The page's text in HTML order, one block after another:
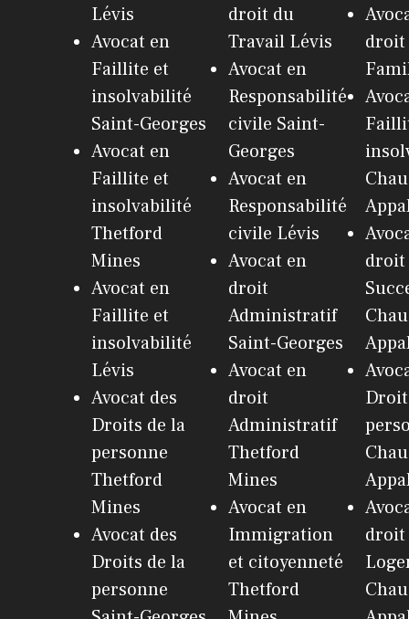
Lévis
Avocat en
Faillite et
insolvabilité
Saint-Georges
Avocat en
Faillite et
insolvabilité
Thetford
Mines
Avocat en
Faillite et
insolvabilité
Lévis
Avocat des
Droits de la
personne
Thetford
Mines
Avocat des
Droits de la
personne
droit du
Travail Lévis
Avocat en
Responsabilité
civile Saint-
Georges
Avocat en
Responsabilité
civile Lévis
Avocat en
droit
Administratif
Saint-Georges
Avocat en
droit
Administratif
Thetford
Mines
Avocat en
Immigration
et citoyenneté
Thetford
droit
droit
droit